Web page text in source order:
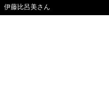
伊藤比呂美さん